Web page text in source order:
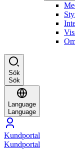
Sök
Sök
Language
Language
Kundportal
Kundportal